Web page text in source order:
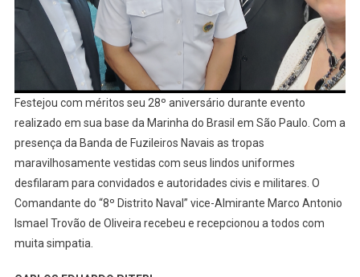
Festejou com méritos seu 28º aniversário durante evento
realizado em sua base da Marinha do Brasil em São Paulo. Com a
presença da Banda de Fuzileiros Navais as tropas
maravilhosamente vestidas com seus lindos uniformes
desfilaram para convidados e autoridades civis e militares. O
Comandante do “8º Distrito Naval” vice-Almirante Marco Antonio
Ismael Trovão de Oliveira recebeu e recepcionou a todos com
muita simpatia.